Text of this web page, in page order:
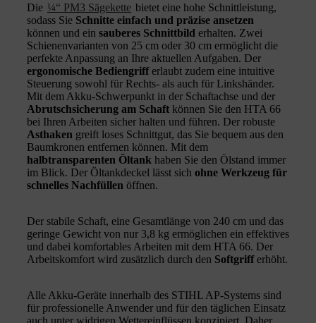
Die ¼“ PM3 Sägekette bietet eine hohe Schnittleistung,
sodass Sie Schnitte einfach und präzise ansetzen
können und ein sauberes Schnittbild erhalten. Zwei
Schienenvarianten von 25 cm oder 30 cm ermöglicht die
perfekte Anpassung an Ihre aktuellen Aufgaben. Der
ergonomische Bediengrifferlaubt zudem eine intuitive
Steuerung sowohl für Rechts- als auch für Linkshänder.
Mit dem Akku-Schwerpunkt in der Schaftachse und der
Abrutschsicherung am Schaft können Sie den HTA 66
bei Ihren Arbeiten sicher halten und führen. Der robuste
Asthaken greift loses Schnittgut, das Sie bequem aus den
Baumkronen entfernen können. Mit dem
halbtransparenten Öltank haben Sie den Ölstand immer
im Blick. Der Öltankdeckel lässt sich ohne Werkzeug für
schnelles Nachfüllen öffnen.
Der stabile Schaft, eine Gesamtlänge von 240 cm und das
geringe Gewicht von nur 3,8 kg ermöglichen ein effektives
und dabei komfortables Arbeiten mit dem HTA 66. Der
Arbeitskomfort wird zusätzlich durch den Softgrifferhöht.
Alle Akku-Geräte innerhalb des STIHL AP-Systems sind
für professionelle Anwender und für den täglichen Einsatz
auch unter widrigen Wettereinflüssen konzipiert. Daher